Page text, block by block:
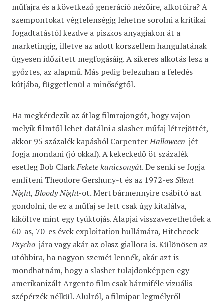
műfajra és a következő generáció nézőire, alkotóira? A
szempontokat végtelenségig lehetne sorolni a kritikai
fogadtatástól kezdve a piszkos anyagiakon át a
marketingig, illetve az adott korszellem hangulatának
ügyesen időzített megfogásáig. A sikeres alkotás lesz a
győztes, az alapmű. Más pedig belezuhan a feledés
kútjába, függetlenül a minőségtől.
Ha megkérdezik az átlag filmrajongót, hogy vajon
melyik filmtől lehet datálni a slasher műfaj létrejöttét,
akkor 95 százalék kapásból CarpenterHalloween-jét
fogja mondani (jó okkal). A kekeckedő öt százalék
esetleg Bob ClarkFekete karácsonyát. De senki se fogja
említeni Theodore Gershuny-t és az 1972-esSilent
Night, Bloody Night-ot. Mert bármennyire csábító azt
gondolni, de ez a műfaj se lett csak úgy kitalálva,
kiköltve mint egy tyúktojás. Alapjai visszavezethetőek a
60-as, 70-es évek exploitation hullámára, Hitchcock
Psycho-jára vagy akár az olasz giallora is. Különösen az
utóbbira, ha nagyon szemét lennék, akár azt is
mondhatnám, hogy a slasher tulajdonképpen egy
amerikanizált Argento film csak bármiféle vizuális
szépérzék nélkül. Alulról, a filmipar legmélyről